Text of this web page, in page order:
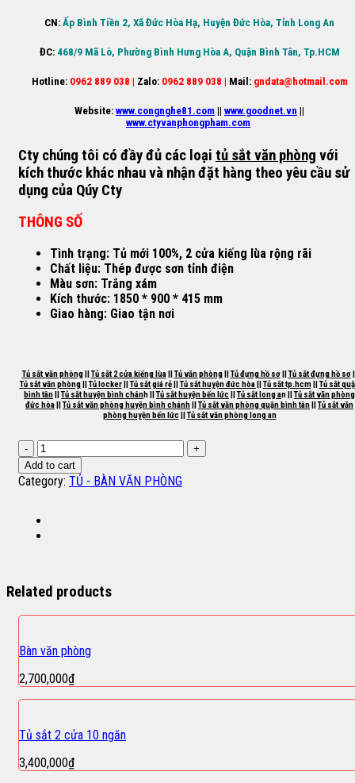
CN: Ấp Bình Tiền 2, Xã Đức Hòa Hạ, Huyện Đức Hòa, Tỉnh Long An
ĐC:468/9 Mã Lò, Phường Bình Hưng Hòa A, Quận Bình Tân, Tp.HCM
Hotline:0962 889 038 | Zalo:0962 889 038 | Mail:gndata@hotmail.com
Website: www.congnghe81.com || www.goodnet.vn ||
www.ctyvanphongpham.com
Cty chúng tôi có đầy đủ các loại tủ sắt văn phòng với
kích thước khác nhau và nhận đặt hàng theo yêu cầu sử
dụng của Qúy Cty
THÔNG SỐ
Tình trạng: Tủ mới 100%, 2 cửa kiếng lùa rộng rãi
Chất liệu: Thép được sơn tỉnh điện
Màu sơn: Trắng xám
Kích thước: 1850 * 900 * 415 mm
Giao hàng: Giao tận nơi
Tủ sắt văn phòng||Tủ sắt 2 cửa kiếng lùa||Tủ văn phòng||Tủ đựng hồ sơ||Tủ sắt đựng hồ sơ
Tủ sắt văn phòng||Tủ locker||Tủ sắt giá rẻ||Tủ sắt huyện đức hòa ||Tủ sắt tp.hcm||Tủ sắt
bình tân||Tủ sắt huyện bình chánh ||Tủ sắt huyện bến lức ||Tủ sắt long an ||Tủ sắt văn phòng
đức hòa||Tủ sắt văn phòng huyện bình chánh||Tủ sắt văn phòng quận bình tân||Tủ sắt văn
phòng huyện bến lức ||Tủ sắt văn phòng long an
Tủ
sắt
2
cửa
lùa
quantity
Add to cart
Category: TỦ - BÀN VĂN PHÒNG
Related products
Bàn văn phòng
2,700,000₫
Tủ sắt 2 cửa 10 ngăn
3,400,000₫